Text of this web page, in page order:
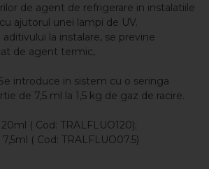
de agent de refrigerare in instalatiile
ajutorul unei lampi de UV.
la instalare, se previne
de agent termic,
introduce in sistem cu o seringa
de 7,5 ml la 1,5 kg de gaz de racire.
( Cod: TRALFLUO120);
( Cod: TRALFLUO07.5)